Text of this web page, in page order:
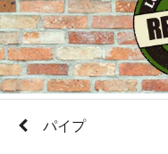
パイプ